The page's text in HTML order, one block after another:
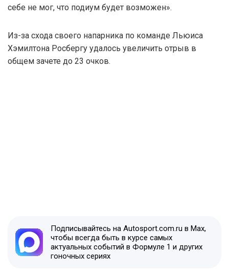
себе не мог, что подиум будет возможен».
Из-за схода своего напарника по команде Льюиса
Хэмилтона Росбергу удалось увеличить отрыв в
общем зачете до 23 очков.
Подписывайтесь на Autosport.com.ru в Max,
чтобы всегда быть в курсе самых
актуальных событий в Формуле 1 и других
гоночных сериях